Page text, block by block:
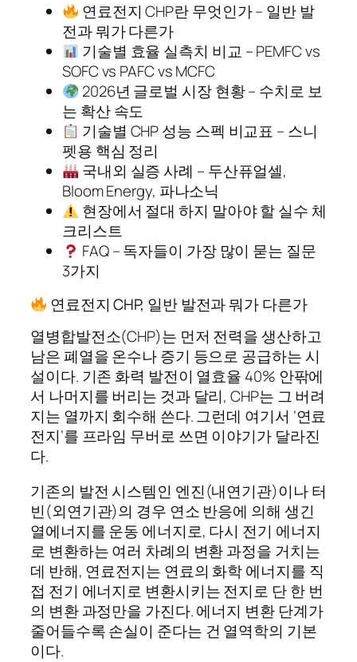
연료전지 CHP란 무엇인가 – 일반 발
전과 뭐가 다른가
기술별 효율 실측치 비교 – PEMFC vs
SOFC vs PAFC vs MCFC
2026년 글로벌 시장 현황 – 수치로 보
는 확산 속도
기술별 CHP 성능 스펙 비교표 – 스니
펫용 핵심 정리
국내외 실증 사례 – 두산퓨얼셀,
Bloom Energy, 파나소닉
현장에서 절대 하지 말아야 할 실수 체
크리스트
FAQ – 독자들이 가장 많이 묻는 질문
3가지
연료전지 CHP, 일반 발전과 뭐가 다른가
열병합발전소(CHP)는 먼저 전력을 생산하고
남은 폐열을 온수나 증기 등으로 공급하는 시
설이다. 기존 화력 발전이 열효율 40% 안팎에
서 나머지를 버리는 것과 달리, CHP는 그 버려
지는 열까지 회수해 쓴다. 그런데 여기서 ‘연료
전지’를 프라임 무버로 쓰면 이야기가 달라진
다.
기존의 발전 시스템인 엔진(내연기관)이나 터
빈(외연기관)의 경우 연소 반응에 의해 생긴
열에너지를 운동 에너지로, 다시 전기 에너지
로 변환하는 여러 차례의 변환 과정을 거치는
데 반해, 연료전지는 연료의 화학 에너지를 직
접 전기 에너지로 변환시키는 전지로 단 한 번
의 변환 과정만을 가진다. 에너지 변환 단계가
줄어들수록 손실이 준다는 건 열역학의 기본
이다.